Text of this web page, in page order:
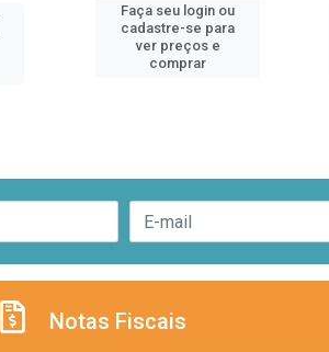
Faça seu login ou
cadastre-se para
ver preços e
comprar
Notas Fiscais